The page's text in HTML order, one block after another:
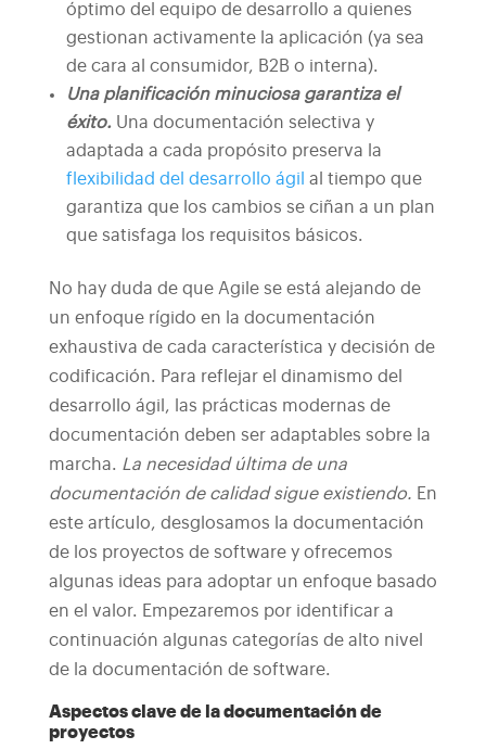
óptimo del equipo de desarrollo a quienes
gestionan activamente la aplicación (ya sea
de cara al consumidor, B2B o interna).
Una planificación minuciosa garantiza el
éxito. Una documentación selectiva y
adaptada a cada propósito preserva la
flexibilidad del desarrollo ágil al tiempo que
garantiza que los cambios se ciñan a un plan
que satisfaga los requisitos básicos.
No hay duda de que Agile se está alejando de
un enfoque rígido en la documentación
exhaustiva de cada característica y decisión de
codificación. Para reflejar el dinamismo del
desarrollo ágil, las prácticas modernas de
documentación deben ser adaptables sobre la
marcha. La necesidad última de una
documentación de calidad sigue existiendo. En
este artículo, desglosamos la documentación
de los proyectos de software y ofrecemos
algunas ideas para adoptar un enfoque basado
en el valor. Empezaremos por identificar a
continuación algunas categorías de alto nivel
de la documentación de software.
Aspectos clave de la documentación de
proyectos